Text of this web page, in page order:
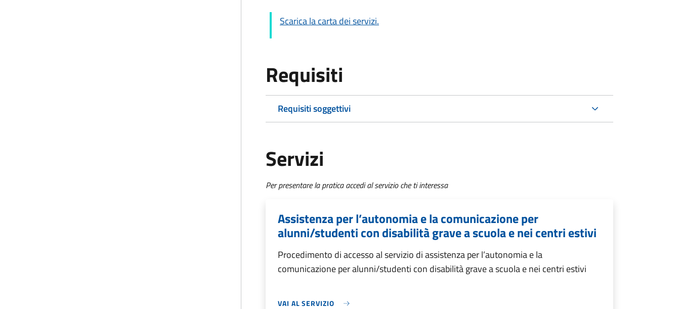
Scarica la carta dei servizi.
Requisiti
Requisiti soggettivi
Servizi
Per presentare la pratica accedi al servizio che ti interessa
Assistenza per l’autonomia e la comunicazione per
alunni/studenti con disabilità grave a scuola e nei centri estivi
Procedimento di accesso al servizio di assistenza per l’autonomia e la
comunicazione per alunni/studenti con disabilità grave a scuola e nei centri estivi
VAI AL SERVIZIO